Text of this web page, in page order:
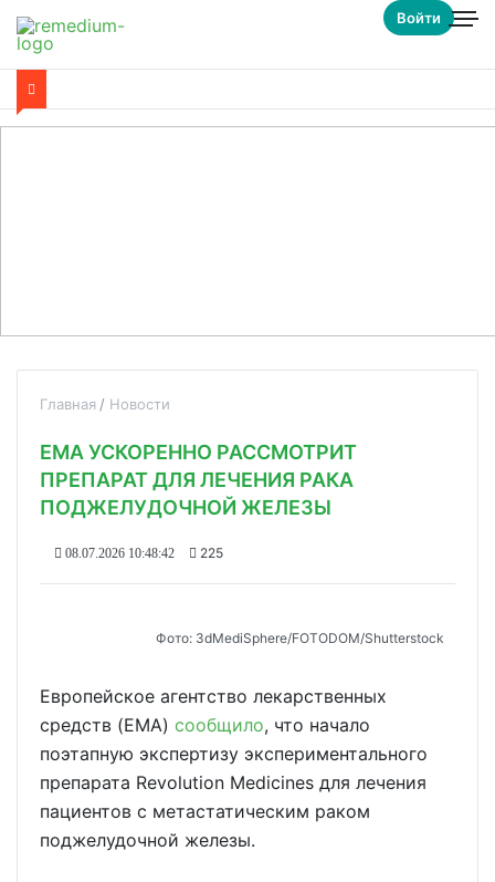
Войти
Главная Новости
EMA УСКОРЕННО РАССМОТРИТ
ПРЕПАРАТ ДЛЯ ЛЕЧЕНИЯ РАКА
ПОДЖЕЛУДОЧНОЙ ЖЕЛЕЗЫ
08.07.2026 10:48:42 225
Фото: 3dMediSphere/FOTODOM/Shutterstock
Европейское агентство лекарственных
средств (EMA) сообщило, что начало
поэтапную экспертизу экспериментального
препарата Revolution Medicines для лечения
пациентов с метастатическим раком
поджелудочной железы.